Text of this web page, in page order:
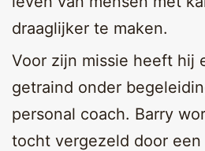
draaglijker te maken.
Voor zijn missie heeft hij
getraind onder
personal coach. Barry
tocht vergezeld door een